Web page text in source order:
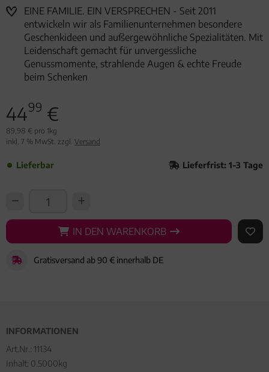
EINE FAMILIE. EIN VERSPRECHEN - Seit 2011
entwickeln wir als Familienunternehmen besondere
Geschenkideen und außergewöhnliche Spezialitäten. Mit
Leidenschaft gemacht für unvergessliche
Genussmomente, strahlende Augen & echte Freude
beim Schenken
4499 €
89,98 € pro 1kg
inkl. 7 % MwSt. zzgl. Versand
Lieferbar Lieferfrist: 1-3 Tage
IN DEN WARENKORB
IN DEN WARENKORB AUF
Gratisversand ab 90 € innerhalb DE
INFORMATIONEN
Art.Nr.: 11134
Inhalt: 0.5000kg